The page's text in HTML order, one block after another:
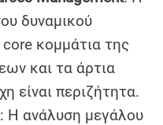
δυναμικού
κομμάτια της
και τα άρτια
είναι περιζήτητα.
: Η ανάλυση μεγάλου